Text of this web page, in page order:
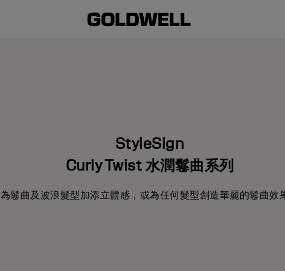
StyleSign
Curly Twist 水潤鬈曲系列
為鬈曲及波浪髮型加添立體感，或為任何髮型創造華麗的鬈曲效